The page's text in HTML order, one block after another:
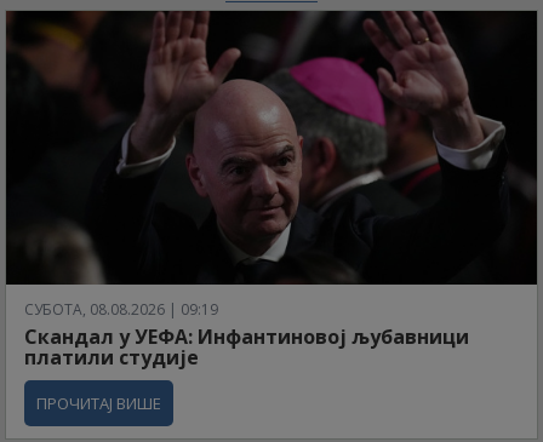
СУБОТА, 08.08.2026 | 09:19
Скандал у УЕФА: Инфантиновој љубавници
платили студије
ПРОЧИТАЈ ВИШЕ